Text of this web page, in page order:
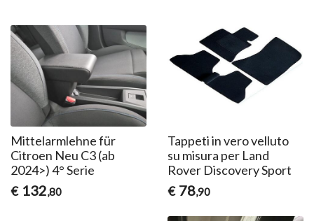
Mittelarmlehne für
Citroen Neu C3 (ab
2024>) 4° Serie
€ 132,80
Tappeti in vero velluto
su misura per Land
Rover Discovery Sport
€ 78,90